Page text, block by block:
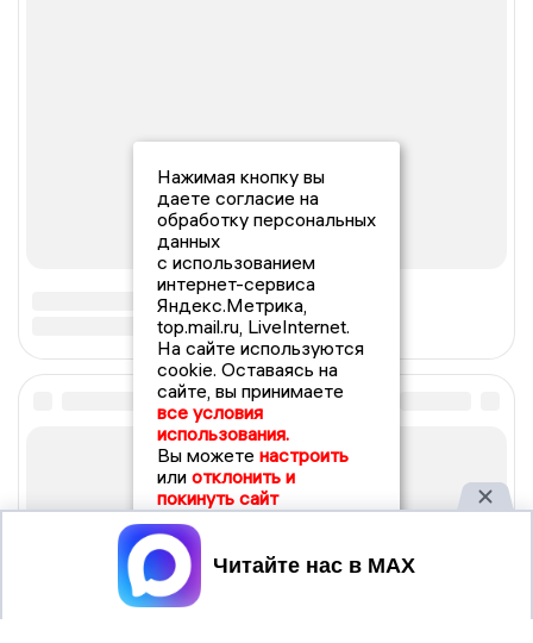
Нажимая кнопку вы
даете согласие на
обработку персональных
данных
с использованием
интернет-сервиса
Яндекс.Метрика,
top.mail.ru, LiveInternet.
На сайте используются
cookie. Оставаясь на
сайте, вы принимаете
все условия
использования.
Вы можете настроить
или отклонить и
покинуть сайт
Принять